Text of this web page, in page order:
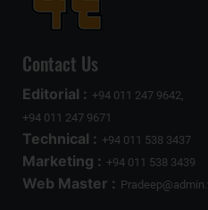
Contact Us
Editorial : +94 011 247 9642,
+94 011 247 9671
Technical : +94 011 538 3437
Marketing : +94 011 538 3439
Web Master :